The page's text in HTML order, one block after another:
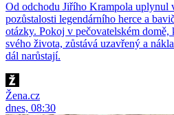
Od odchodu Jiřího Krampola uplynul
pozůstalosti legendárního herce a
otázky. Pokoj v pečovatelském domě,
svého života, zůstává uzavřený a
dál narůstají.
Žena.cz
dnes, 08:30